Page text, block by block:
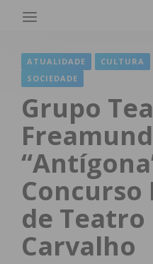
ATUALIDADE CULTURA
SOCIEDADE
Grupo
Concurso
de Teatro
Carvalho